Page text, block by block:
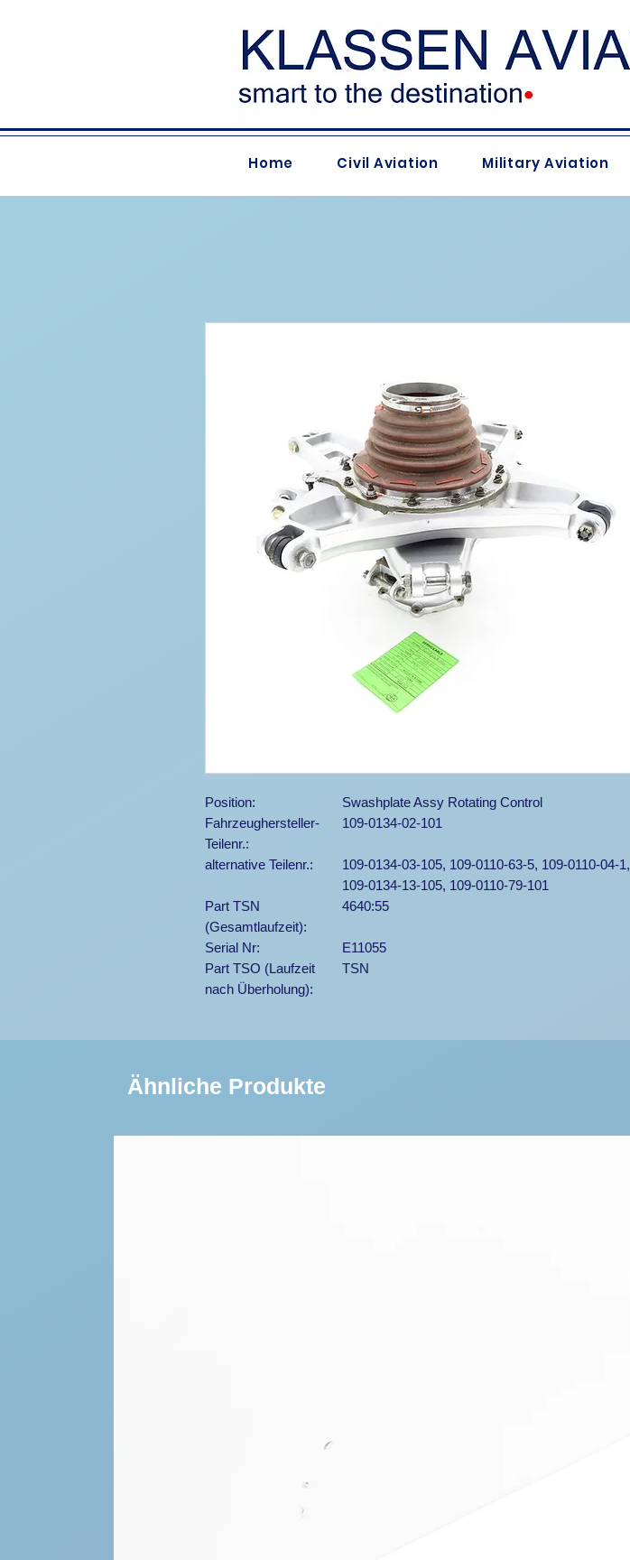
Home Civil Aviation Military Aviation
Position:
Swashplate Assy Rotating Control
Fahrzeughersteller-
Teilenr.:
109-0134-02-101
alternative Teilenr.:
109-0134-03-105, 109-0110-63-5, 109-0110-04-1,
109-0134-13-105, 109-0110-79-101
Part TSN
(Gesamtlaufzeit):
4640:55
Serial Nr:
E11055
Part TSO (Laufzeit
nach Überholung):
TSN
Ähnliche Produkte